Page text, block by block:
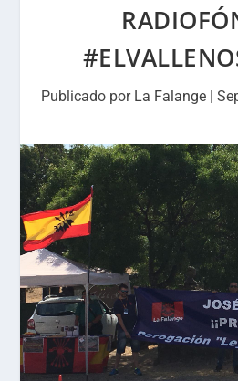
Publicado por La Falange |